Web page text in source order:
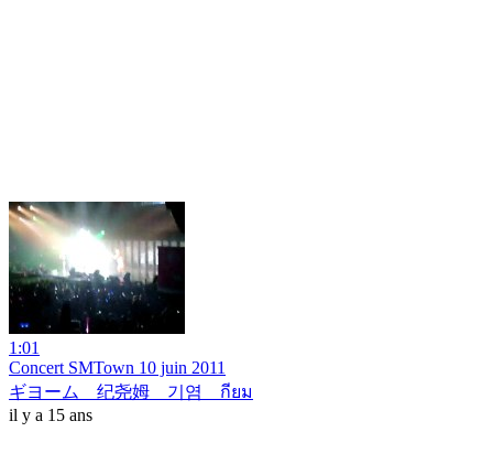
1:01
Concert SMTown 10 juin 2011
ギヨーム 纪尧姆 기염 กียม
il y a 15 ans